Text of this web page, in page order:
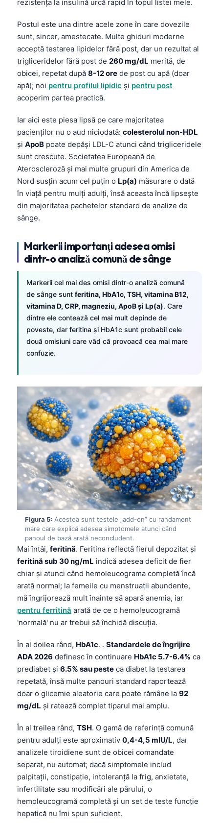
rezistența la insulină urcă rapid în topul listei mele.
Postul este una dintre acele zone în care dovezile
sunt, sincer, amestecate. Multe ghiduri moderne
acceptă testarea lipidelor fără post, dar un rezultat al
trigliceridelor fără post de 260 mg/dL merită, de
obicei, repetat după 8-12 ore de post cu apă (doar
apă); noi pentru profilul lipidic şi pentru post
acoperim partea practică.
Iar aici este piesa lipsă pe care majoritatea
pacienților nu o aud niciodată: colesterolul non-HDL
şi ApoB poate depăși LDL-C atunci când trigliceridele
sunt crescute. Societatea Europeană de
Ateroscleroză și mai multe grupuri din America de
Nord susțin acum cel puțin o Lp(a) măsurare o dată
în viață pentru mulți adulți, însă aceasta încă lipsește
din majoritatea pachetelor standard de analize de
sânge.
Markerii importanți adesea omisi
dintr-o analiză comună de sânge
Markerii cel mai des omisi dintr-o analiză comună
de sânge sunt feritina, HbA1c, TSH, vitamina B12,
vitamina D, CRP, magneziu, ApoB și Lp(a). Care
dintre ele contează cel mai mult depinde de
poveste, dar feritina și HbA1c sunt probabil cele
două omisiuni care văd că provoacă cea mai mare
confuzie.
Figura 5: Acestea sunt testele „add-on” cu randament
mare care explică adesea simptomele atunci când
panoul de bază arată neconcludent.
Mai întâi, feritină. Feritina reflectă fierul depozitat și
feritină sub 30 ng/mL indică adesea deficit de fier
chiar și atunci când hemoleucograma completă încă
arată normal; la femeile cu menstruații abundente,
mă îngrijorează mult înainte să apară anemia, iar
pentru ferritină arată de ce o hemoleucogramă
'normală' nu ar trebui să închidă discuția.
În al doilea rând, HbA1c. . Standardele de îngrijire
ADA 2026 definesc în continuare HbA1c 5.7-6.4% ca
prediabet și 6.5% sau peste ca diabet la testarea
repetată, însă multe panouri standard raportează
doar o glicemie aleatorie care poate rămâne la 92
mg/dL și ratează complet tiparul mai amplu.
În al treilea rând, TSH. O gamă de referință comună
pentru adulți este aproximativ 0,4-4,5 mIU/L, dar
analizele tiroidiene sunt de obicei comandate
separat, nu automat; dacă simptomele includ
palpitații, constipație, intoleranță la frig, anxietate,
infertilitate sau modificări ale părului, o
hemoleucogramă completă și un set de teste funcție
hepatică nu îmi spun suficient.